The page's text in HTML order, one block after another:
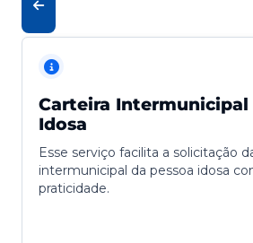
Carteira Intermunicipal
Idosa
Esse serviço facilita a solicitação
intermunicipal da pessoa idosa
praticidade.